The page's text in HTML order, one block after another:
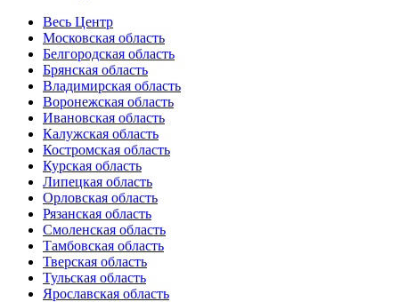
Весь Центр
Московская область
Белгородская область
Брянская область
Владимирская область
Воронежская область
Ивановская область
Калужская область
Костромская область
Курская область
Липецкая область
Орловская область
Рязанская область
Смоленская область
Тамбовская область
Тверская область
Тульская область
Ярославская область